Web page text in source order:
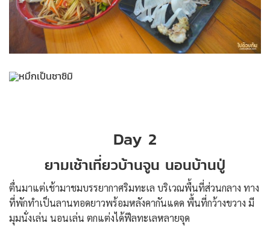
Day 2
ยามเช้าเที่ยวบ้านจูน นอนบ้านปู่
ตื่นมาแต่เช้ามาชมบรรยากาศริมทะเล บริเวณพื้นที่ส่วนกลาง ทาง
ที่พักทำเป็นลานทอดยาวพร้อมหลังคากันแดด พื้นที่กว้างขวาง มี
มุมนั่งเล่น นอนเล่น ตกแต่งได้ฟีลทะเลหลายจุด